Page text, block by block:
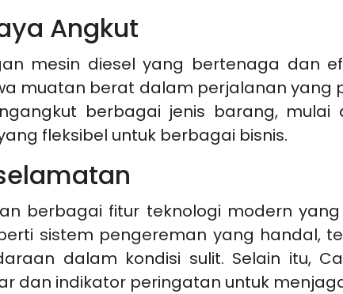
Angkut
mesin diesel yang bertenaga dan
muatan berat dalam perjalanan yang
berbagai jenis barang, mulai
fleksibel untuk berbagai bisnis.
berbagai fitur teknologi modern
sistem pengereman yang handal,
dalam kondisi sulit. Selain itu,
dan indikator peringatan untuk